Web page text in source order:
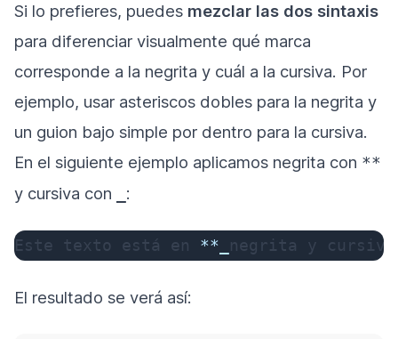
Si lo prefieres, puedes mezclar las dos sintaxis
para diferenciar visualmente qué marca
corresponde a la negrita y cuál a la cursiva. Por
ejemplo, usar asteriscos dobles para la negrita y
un guion bajo simple por dentro para la cursiva.
En el siguiente ejemplo aplicamos negrita con **
y cursiva con :
Este texto está en ** negrita y cursiva
El resultado se verá así: